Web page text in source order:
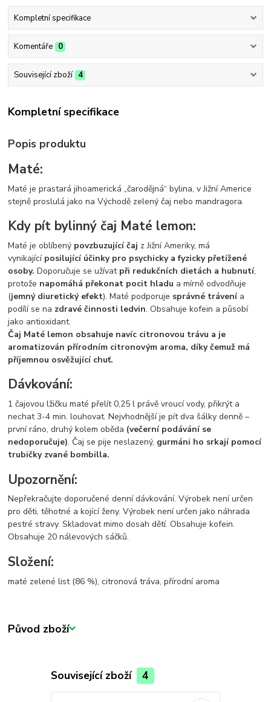
Kompletní specifikace
Komentáře 0
Související zboží 4
Kompletní specifikace
Popis produktu
Maté:
Maté je prastará jihoamerická „čarodějná“ bylina, v Jižní Americe
stejně proslulá jako na Východě zelený čaj nebo mandragora.
Kdy pít bylinný čaj Maté lemon:
Maté je oblíbený povzbuzující čaj z Jižní Ameriky, má
vynikajícíposilující účinky pro psychicky a fyzicky přetížené
osoby. Doporučuje se užívat při redukčních dietách a hubnutí,
protože napomáhá překonat pocit hladu a mírně odvodňuje
(jemný diuretický efekt). Maté podporuje správné trávenía
podílí se na zdravé činnosti ledvin. Obsahuje kofein a působí
jako antioxidant.
Čaj Maté lemon obsahuje navíc citronovou trávu a je
aromatizován přírodním citronovým aroma, díky čemuž má
příjemnou osvěžující chuť.
Dávkování:
1 čajovou lžičku maté přelít 0,25 l právě vroucí vody, přikrýt a
nechat 3-4 min. louhovat. Nejvhodnější je pít dva šálky denně –
první ráno, druhý kolem oběda (večerní podávání se
nedoporučuje). Čaj se pije neslazený, gurmáni ho srkají pomocí
trubičky zvané bombilla.
Upozornění:
Nepřekračujte doporučené denní dávkování. Výrobek není určen
pro děti, těhotné a kojící ženy. Výrobek není určen jako náhrada
pestré stravy. Skladovat mimo dosah dětí. Obsahuje kofein.
Obsahuje 20 nálevových sáčků.
Složení:
maté zelené list (86 %), citronová tráva, přírodní aroma
Původ zboží
Související zboží 4